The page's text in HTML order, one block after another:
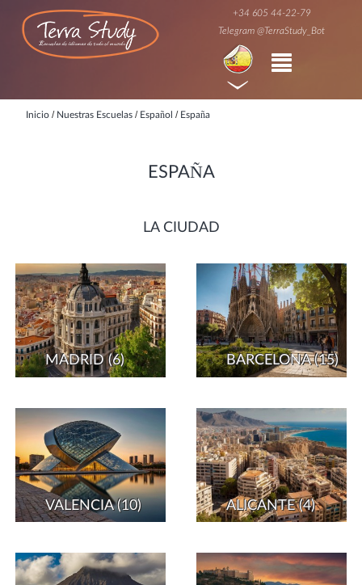
+34 605 44-22-79
Telegram @TerraStudy_Bot
Inicio / Nuestras Escuelas / Español / España
ESPAÑA
LA CIUDAD
MADRID (6) BARCELONA (15)
VALENCIA (10) ALICANTE (4)